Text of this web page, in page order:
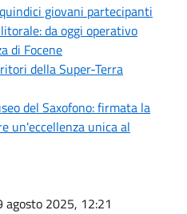
giovani partecipanti
da oggi operativo
di Focene
della Super-Terra
del Saxofono: firmata la
un'eccellenza unica al
agosto 2025, 12:21